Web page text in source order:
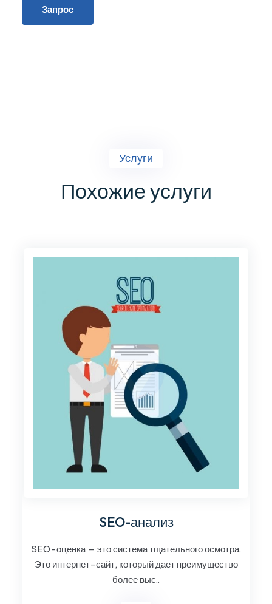
Запрос
Услуги
Похожие услуги
SEO-анализ
SEO-оценка — это система тщательного осмотра.
Это интернет-сайт, который дает преимущество
более выс..